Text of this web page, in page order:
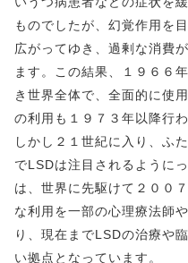
ものでしたが、幻覚作用を
広がってゆき、過剰な消費
ます。この結果、１９６６
き世界全体で、全面的に使
の利用も１９７３年以降行
しかし２１世紀に入り、ふ
でLSDは注目されるように
は、世界に先駆けて２００
な利用を一部の心理療法師
り、現在までLSDの治療や
い拠点となっています。